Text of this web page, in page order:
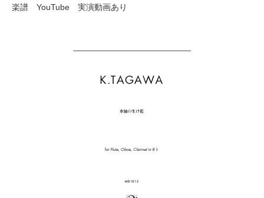
楽譜 YouTube 実演動画あり